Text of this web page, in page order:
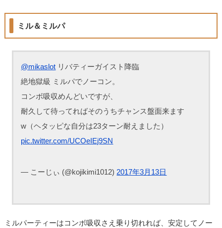
ミル＆ミルパ
@mikaslot リバティーガイスト降臨
絶地獄級 ミルパでノーコン。
コンボ吸収めんどいですが、
耐久して待ってればそのうちチャンス盤面来ます
w（ヘタッピな自分は23ターン耐えました）
pic.twitter.com/UCOeIEj9SN
— こーじぃ (@kojikimi1012) 2017年3月13日
ミルパーティーはコンボ吸収さえ乗り切れれば、安定してノー